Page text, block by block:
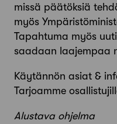
missä päätöksiä
myös
Tapahtuma myös
saadaan laajempaa
Käytännön asiat &
Tarjoamme
Alustava ohjelma